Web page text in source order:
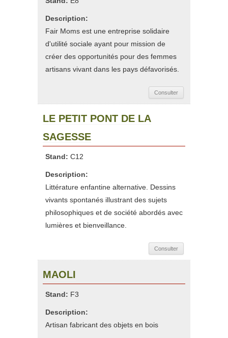
Description:
Fair Moms est une entreprise solidaire
d'utilité sociale ayant pour mission de
créer des opportunités pour des femmes
artisans vivant dans les pays défavorisés.
Consulter
LE PETIT PONT DE LA
SAGESSE
Stand: C12
Description:
Littérature enfantine alternative. Dessins
vivants spontanés illustrant des sujets
philosophiques et de société abordés avec
lumières et bienveillance.
Consulter
MAOLI
Stand: F3
Description:
Artisan fabricant des objets en bois